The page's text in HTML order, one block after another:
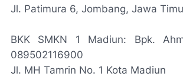
Jl. Patimura 6, Jombang, Jawa
BKK SMKN 1 Madiun: Bpk.
089502116900
Jl. MH Tamrin No. 1 Kota Madiun